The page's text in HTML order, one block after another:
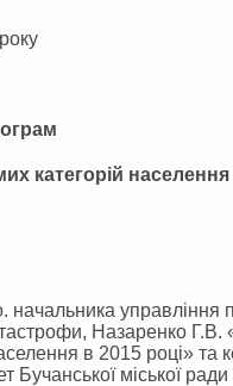
категорій населення
управління
Назаренко
в 2015 році»
Бучанської міської ради